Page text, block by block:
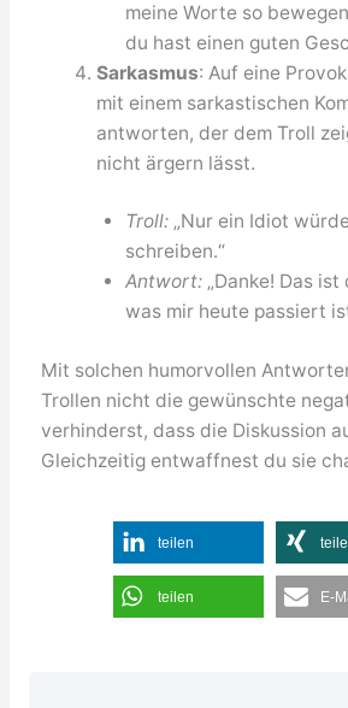
meine Worte so
du hast einen guten
Sarkasmus: Auf eine
mit einem sarkastischen
antworten, der dem Troll
nicht ärgern lässt.
Troll:„Nur ein Idiot
schreiben.“
Antwort:„Danke! Das ist
was mir heute passiert
Mit solchen humorvollen
Trollen nicht die gewünschte
verhinderst, dass die Diskussion
Gleichzeitig entwaffnest du sie
teilen
teilen E-